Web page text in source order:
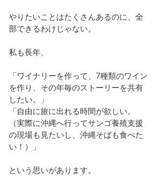
やりたいことはたくさんあるのに、全
部できるわけじゃない。
私も長年、
「ワイナリーを作って、7種類のワイン
を作り、その年毎のストーリーを共有
したい。」
「自由に旅に出れる時間が欲しい。
（実際に沖縄へ行ってサンゴ養殖支援
の現場も見たいし、沖縄そばも食べた
い！）」
という思いがあります。